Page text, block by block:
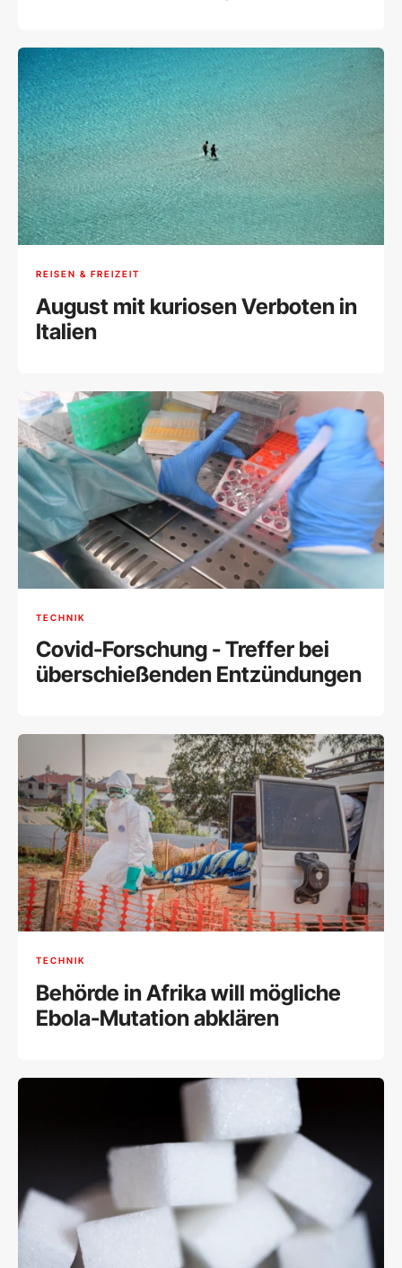
REISEN & FREIZEIT
August mit kuriosen Verboten in
Italien
TECHNIK
Covid-Forschung - Treffer bei
überschießenden Entzündungen
TECHNIK
Behörde in Afrika will mögliche
Ebola-Mutation abklären